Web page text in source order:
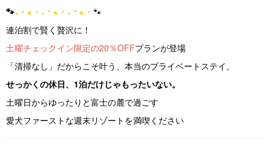
🐾⠄･ ⋆ ･ ⠄⠂⋆ ･ ⠄⠂⋆ ･ 🐾
連泊割で賢く贅沢に！
土曜チェックイン限定の20％OFFプランが登場
「清掃なし」だからこそ叶う、本当のプライベートステイ。
せっかくの休日、1泊だけじゃもったいない。
土曜日からゆったりと富士の麓で過ごす
愛犬ファーストな週末リゾートを満喫ください